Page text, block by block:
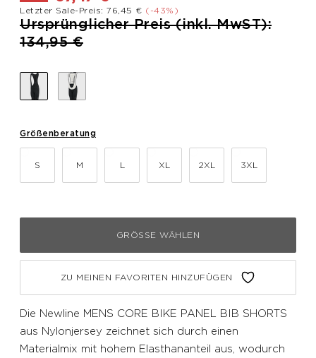
Letzter Sale-Preis: 76,45 € (-43%)
Preis reduziert von
Ursprünglicher Preis (inkl. MwST):
134,95 €bis
Größenberatung
S M L XL 2XL 3XL
GRÖSSE WÄHLEN
ZU MEINEN FAVORITEN HINZUFÜGEN
Die Newline MENS CORE BIKE PANEL BIB SHORTS
aus Nylonjersey zeichnet sich durch einen
Materialmix mit hohem Elasthananteil aus, wodurch